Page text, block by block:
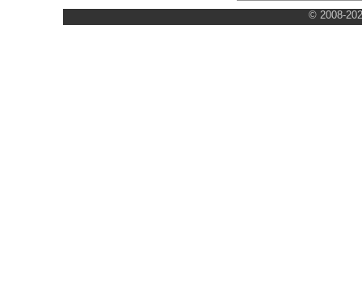
© 2008-